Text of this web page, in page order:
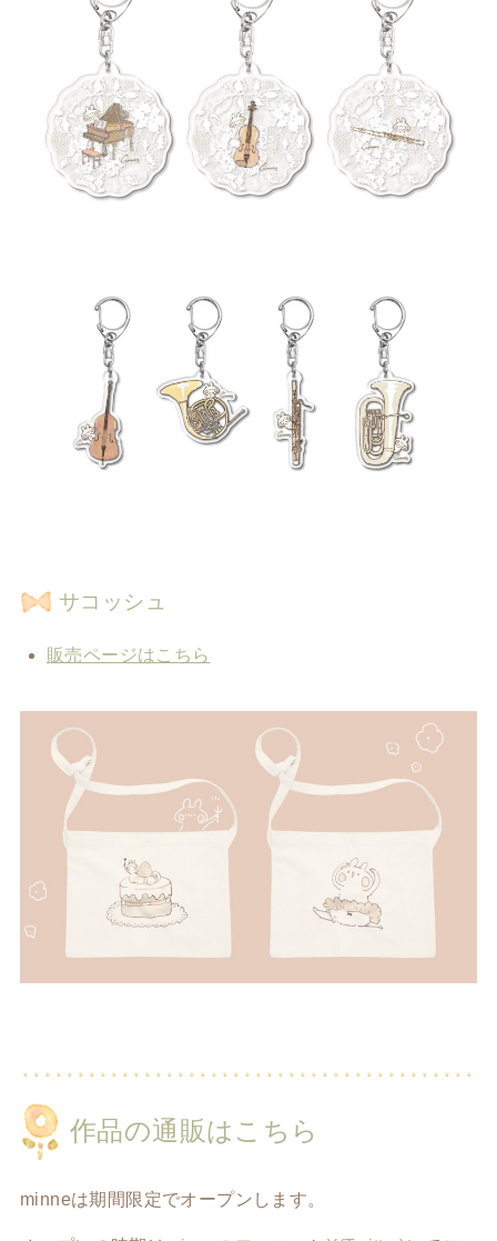
サコッシュ
販売ページはこちら
作品の通販はこちら
minneは期間限定でオープンします。